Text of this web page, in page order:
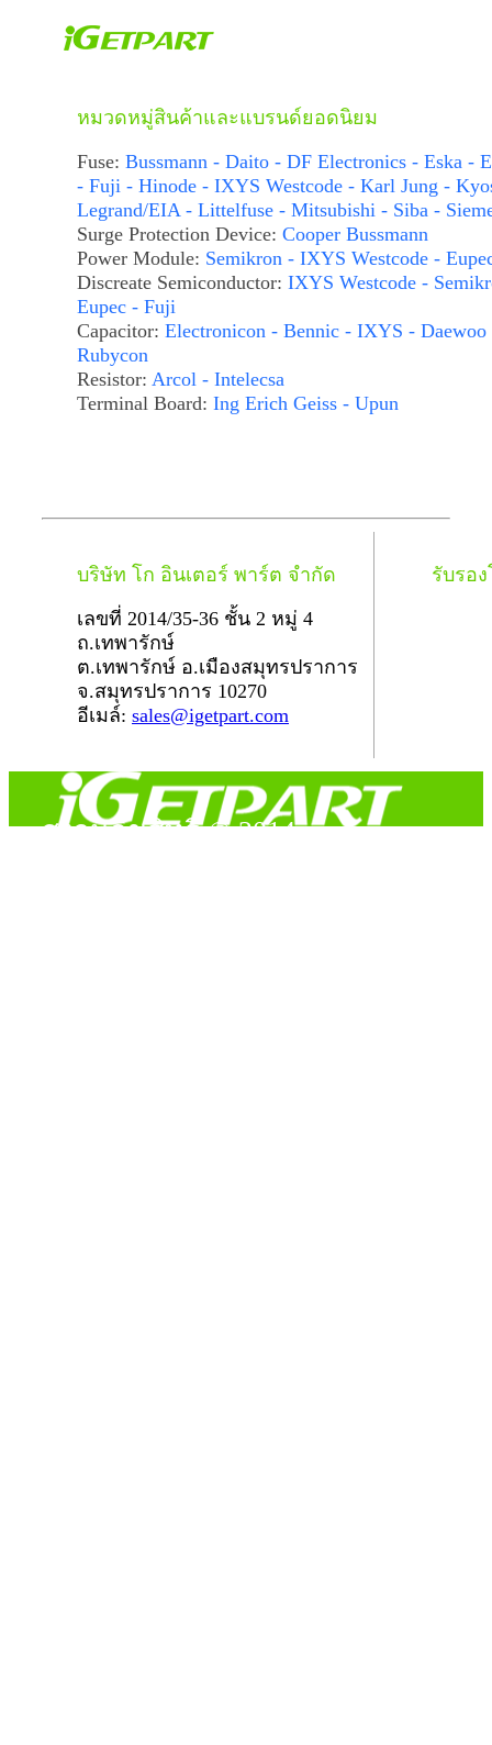
หมวดหมู่สินค้าและแบรนด์ยอดนิยม
Fuse: Bussmann - Daito - DF Electronics - Eska -
- Fuji - Hinode - IXYS Westcode - Karl Jung -
Legrand/EIA - Littelfuse - Mitsubishi - Siba -
Surge Protection Device: Cooper Bussmann
Power Module: Semikron - IXYS Westcode -
Discreate Semiconductor: IXYS Westcode -
Eupec - Fuji
Capacitor: Electronicon - Bennic - IXYS - Daewoo
Rubycon
Resistor: Arcol - Intelecsa
Terminal Board: Ing Erich Geiss - Upun
บริษัท โก อินเตอร์ พาร์ต จำกัด
เลขที่ 2014/35-36 ชั้น 2 หมู่ 4
ถ.เทพารักษ์
ต.เทพารักษ์ อ.เมืองสมุทรปราการ
จ.สมุทรปราการ 10270
อีเมล์: sales@igetpart.com
รับรอ
สงวนลิขสิทธิ์ © 2014